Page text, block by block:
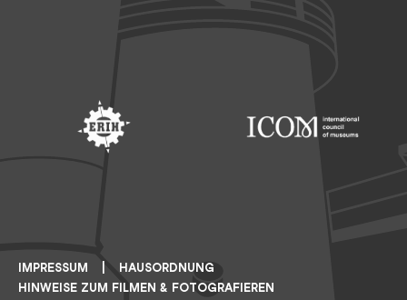
IMPRESSUM
HAUSORDNUNG
HINWEISE ZUM FILMEN & FOTOGRAFIEREN